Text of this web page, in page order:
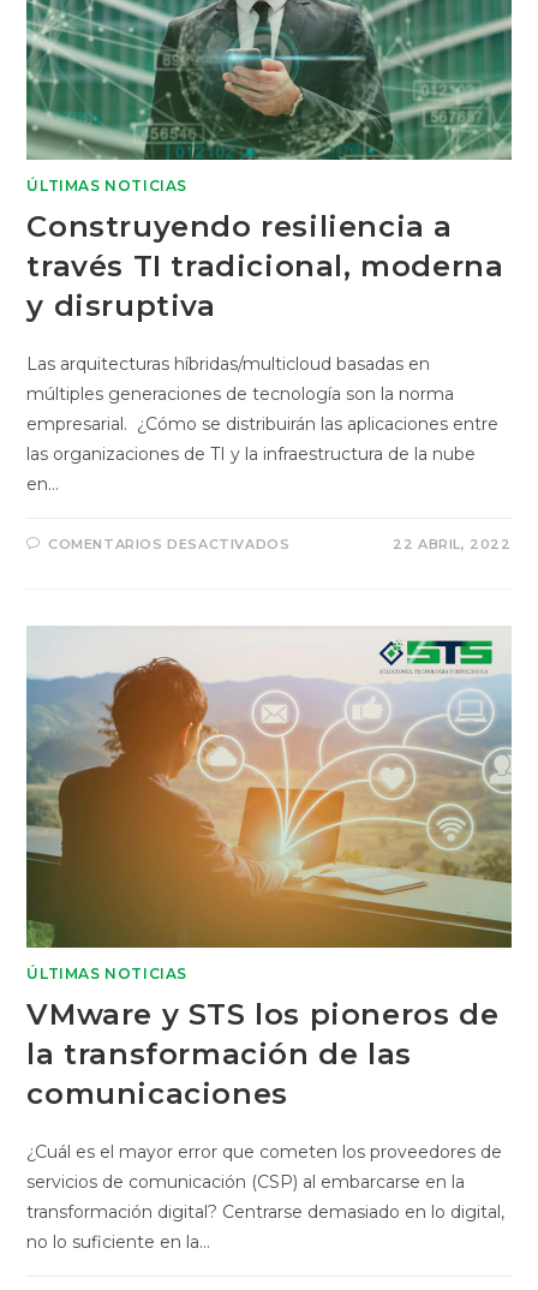
ÚLTIMAS NOTICIAS
Construyendo resiliencia a
través TI tradicional, moderna
y disruptiva
Las arquitecturas híbridas/multicloud basadas en
múltiples generaciones de tecnología son la norma
empresarial. ¿Cómo se distribuirán las aplicaciones entre
las organizaciones de TI y la infraestructura de la nube
en…
COMENTARIOS DESACTIVADOS 22 ABRIL, 2022
ÚLTIMAS NOTICIAS
VMware y STS los pioneros de
la transformación de las
comunicaciones
¿Cuál es el mayor error que cometen los proveedores de
servicios de comunicación (CSP) al embarcarse en la
transformación digital? Centrarse demasiado en lo digital,
no lo suficiente en la…